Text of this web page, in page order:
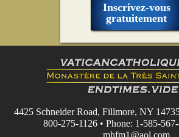
Inscrivez-vous
gratuitement
4425 Schneider Road, Fillmore, NY
800-275-1126 • Phone: 1-585-